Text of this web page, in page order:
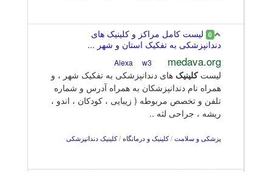
0 لیست کامل مراکز و کلینیک های
دندانپزشکی به تفکیک استان و شهر ...
medava.org
w3
لیستکلینیک های دندانپزشکی به تفکیک شهر ، و
همراه نام دندانپزشکان به همراه آدرس و شماره
تلفن و تخصص مربوطه ( زیبایی ، کودکان ، اندو ،
ریشه ، جراحی لثه ..
پزشکی و سلامت /کلینیک و درمانگاه /کلینیک دندانپزشکی